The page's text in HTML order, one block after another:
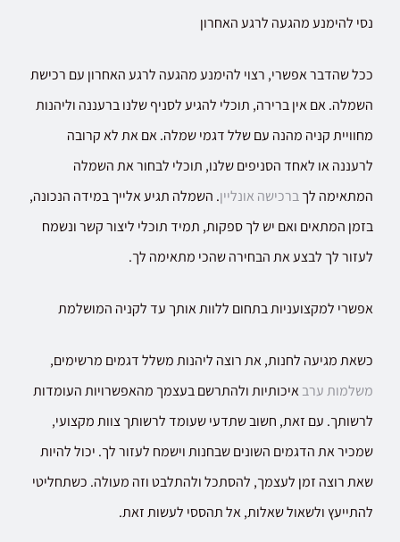
נסי להימנע מהגעה לרגע האחרון
ככל שהדבר אפשרי, רצוי להימנע מהגעה לרגע האחרון עם רכישת
השמלה. אם אין ברירה, תוכלי להגיע לסניף שלנו ברעננה וליהנות
מחוויית קניה מהנה עם שלל דגמי שמלה. אם את לא קרובה
לרעננה או לאחד הסניפים שלנו, תוכלי לבחור את השמלה
המתאימה לךברכישה אונליין. השמלה תגיע אלייך במידה הנכונה,
בזמן המתאים ואם יש לך ספקות, תמיד תוכלי ליצור קשר ונשמח
לעזור לך לבצע את הבחירה שהכי מתאימה לך.
אפשרי למקצועניות בתחום ללוות אותך עד לקניה המושלמת
כשאת מגיעה לחנות, את רוצה ליהנות משלל דגמים מרשימים,
משלמות ערבאיכותיות ולהתרשם בעצמך מהאפשרויות העומדות
לרשותך. עם זאת, חשוב שתדעי שעומד לרשותך צוות מקצועי,
שמכיר את הדגמים השונים שבחנות וישמח לעזור לך. יכול להיות
שאת רוצה זמן לעצמך, להסתכל ולהתלבט וזה מעולה. כשתחליטי
להתייעץ ולשאול שאלות, אל תהססי לעשות זאת.